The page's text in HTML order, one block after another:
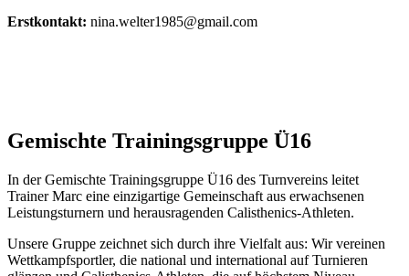
Erstkontakt: nina.welter1985@gmail.com
Gemischte Trainingsgruppe Ü16
In der Gemischte Trainingsgruppe Ü16 des Turnvereins leitet
Trainer Marc eine einzigartige Gemeinschaft aus erwachsenen
Leistungsturnern und herausragenden Calisthenics-Athleten.
Unsere Gruppe zeichnet sich durch ihre Vielfalt aus: Wir vereinen
Wettkampfsportler, die national und international auf Turnieren